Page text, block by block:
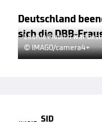
Deutschland
sich die DBB-
Leonie Fiebich war
© IMAGO/camera4+
SID